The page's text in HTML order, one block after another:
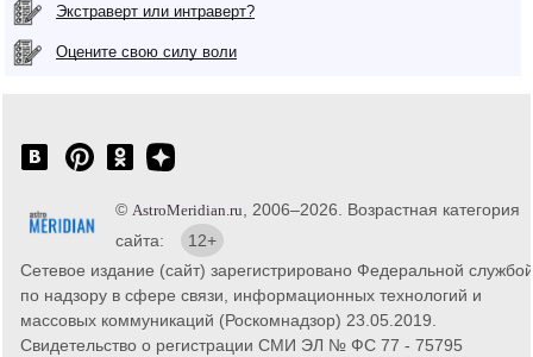
Экстраверт или интраверт?
Оцените свою силу воли
© AstroMeridian.ru , 2006–2026. Возрастная категория
сайта:
12+
Сетевое издание (сайт) зарегистрировано Федеральной службой
по надзору в сфере связи, информационных технологий и
массовых коммуникаций (Роскомнадзор) 23.05.2019.
Свидетельство о регистрации СМИ ЭЛ № ФС 77 - 75795